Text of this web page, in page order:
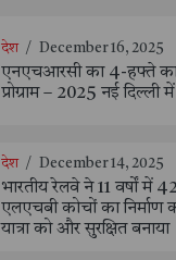
देश / December 16, 2025
एनएचआरसी का 4-हफ्ते का
प्रोग्राम – 2025 नई दिल्ली
देश / December 14, 2025
भारतीय रेलवे ने 11 वर्षों में
एलएचबी कोचों का
यात्रा को और सुरक्षित बनाया